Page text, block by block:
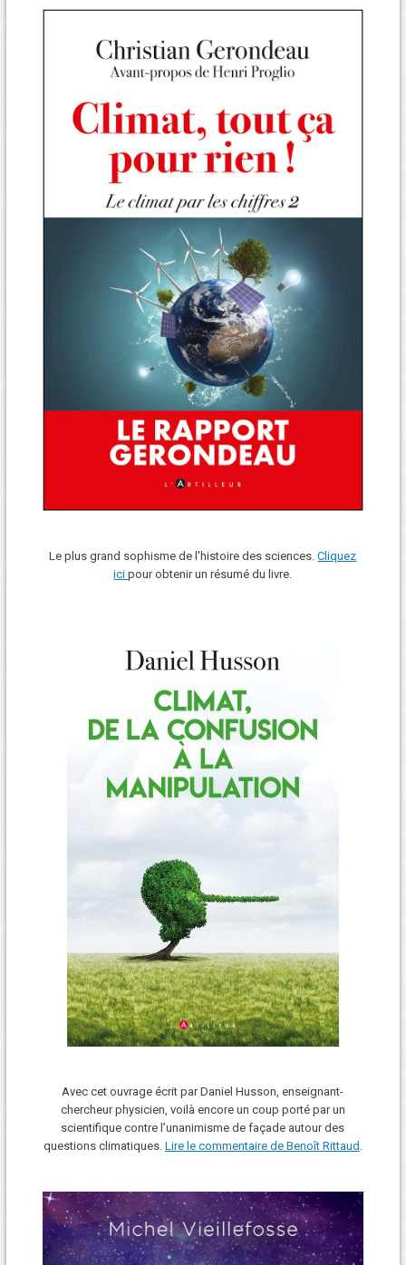
Le plus grand sophisme de l'histoire des sciences.Cliquez
icipour obtenir un résumé du livre.
Avec cet ouvrage écrit par Daniel Husson, enseignant-
chercheur physicien, voilà encore un coup porté par un
scientifique contre l’unanimisme de façade autour des
questions climatiques. Lire le commentaire de Benoît Rittaud .